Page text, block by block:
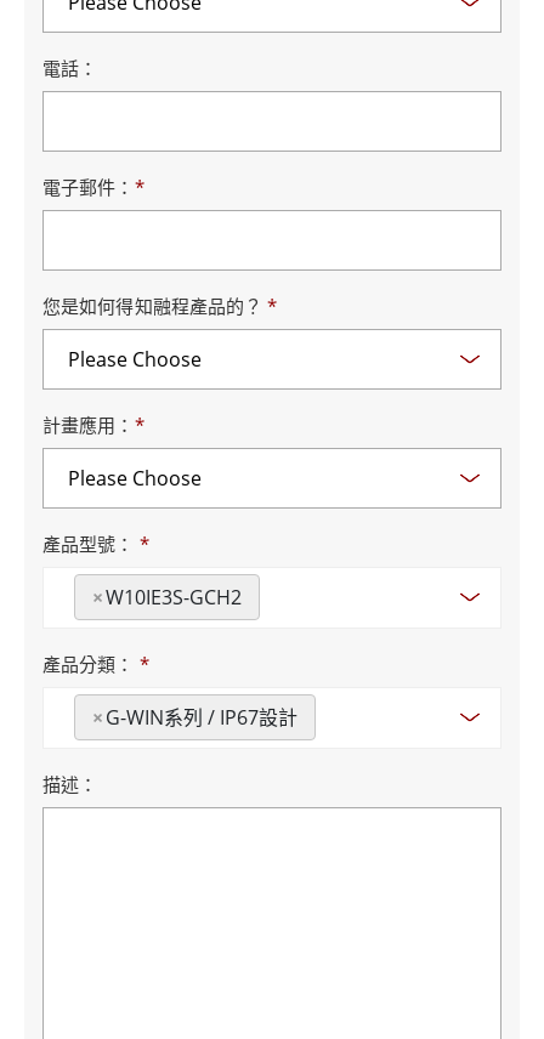
電話：
電子郵件： *
您是如何得知融程產品的？*
計畫應用： *
產品型號： *
×W10IE3S-GCH2
產品分類： *
×G-WIN系列 / IP67設計
描述：